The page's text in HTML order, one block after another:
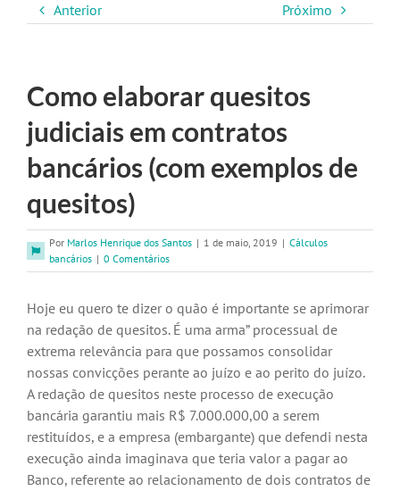
Anterior Próximo
Como elaborar quesitos
judiciais em contratos
bancários (com exemplos de
quesitos)
Por Marlos Henrique dos Santos | 1 de maio, 2019 | Cálculos
bancários | 0 Comentários
Hoje eu quero te dizer o quão é importante se aprimorar
na redação de quesitos. É uma arma” processual de
extrema relevância para que possamos consolidar
nossas convicções perante ao juízo e ao perito do juízo.
A redação de quesitos neste processo de execução
bancária garantiu mais R$ 7.000.000,00 a serem
restituídos, e a empresa (embargante) que defendi nesta
execução ainda imaginava que teria valor a pagar ao
Banco, referente ao relacionamento de dois contratos de